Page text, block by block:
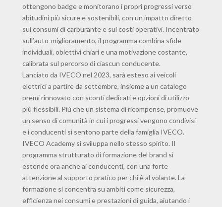
ottengono badge e monitorano i propri progressi verso
abitudini più sicure e sostenibili, con un impatto diretto
sui consumi di carburante e sui costi operativi. Incentrato
sull’auto-miglioramento, il programma combina sfide
individuali, obiettivi chiari e una motivazione costante,
calibrata sul percorso di ciascun conducente.
Lanciato da IVECO nel 2023, sarà esteso ai veicoli
elettrici a partire da settembre, insieme a un catalogo
premi rinnovato con sconti dedicati e opzioni di utilizzo
più flessibili. Più che un sistema di ricompense, promuove
un senso di comunità in cui i progressi vengono condivisi
e i conducenti si sentono parte della famiglia IVECO.
IVECO Academy si sviluppa nello stesso spirito. Il
programma strutturato di formazione del brand si
estende ora anche ai conducenti, con una forte
attenzione al supporto pratico per chi è al volante. La
formazione si concentra su ambiti come sicurezza,
efficienza nei consumi e prestazioni di guida, aiutando i